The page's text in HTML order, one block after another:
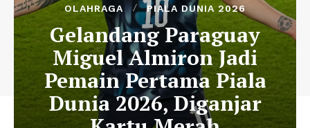
OLAHRAGA PIALA DUNIA 2026
Gelandang Paraguay
Miguel Almiron Jadi
Pemain Pertama Piala
Dunia 2026, Diganjar